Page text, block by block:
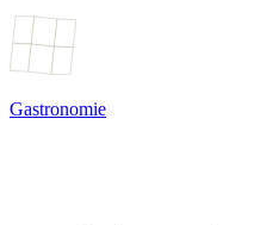
Gastronomie